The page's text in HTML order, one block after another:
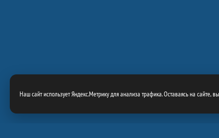
Наш сайт использует Яндекс.Метрику для анализа трафика. Оставаясь на сайте,